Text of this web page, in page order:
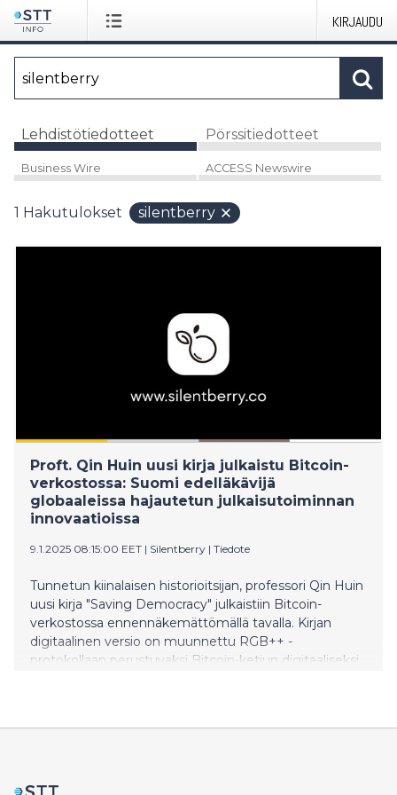
KIRJAUDU
Lehdistötiedotteet Pörssitiedotteet
Business Wire ACCESS Newswire
1 Hakutulokset silentberry
Proft. Qin Huin uusi kirja julkaistu Bitcoin-
verkostossa: Suomi edelläkävijä
globaaleissa hajautetun julkaisutoiminnan
innovaatioissa
9.1.2025 08:15:00 EET | Silentberry | Tiedote
Tunnetun kiinalaisen historioitsijan, professori Qin Huin
uusi kirja "Saving Democracy" julkaistiin Bitcoin-
verkostossa ennennäkemättömällä tavalla. Kirjan
digitaalinen versio on muunnettu RGB++ -
protokollaan perustuvaksi Bitcoin-ketjun digitaaliseksi